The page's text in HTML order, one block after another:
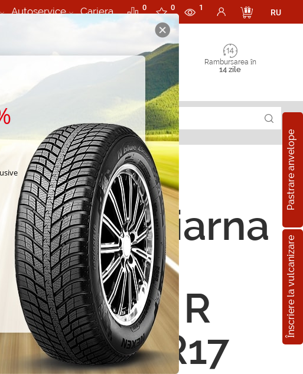
Autoservice Cariera 0 0 1
RU
Rambursarea în
14 zile
Pastrare anvelope
Înscriere la vulcanizare
de iarna
R
235/65 R17